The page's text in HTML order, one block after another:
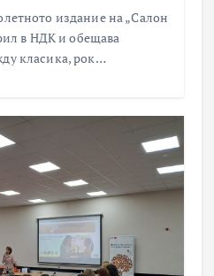
издание на „Салон
в НДК и обещава
класика, рок…